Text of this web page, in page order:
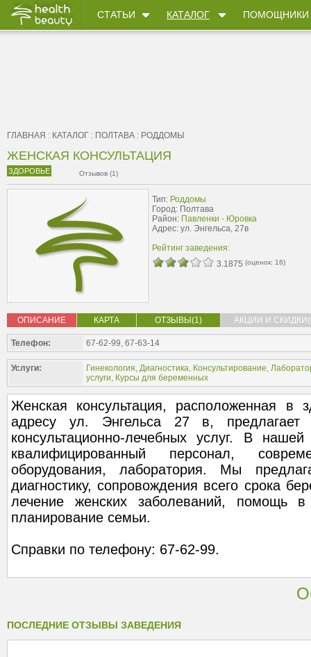
СТАТЬИ КАТАЛОГ ПОМОЩНИКИ
ГЛАВНАЯ : КАТАЛОГ : ПОЛТАВА : РОДДОМЫ
ЖЕНСКАЯ КОНСУЛЬТАЦИЯ
ЗДОРОВЬЕ Отзывов (1)
Тип: Роддомы
Город: Полтава
Район: Павленки - Юровка
Адрес: ул. Энгельса, 27в
Рейтинг заведения:
3.1875 (оценок: 16)
ОПИСАНИЕ КАРТА ОТЗЫВЫ(1) АКЦИИ И
Телефон: 67-62-99, 67-63-14
Услуги: Гинекология, Диагностика, Консультирование,
услуги, Курсы для беременных
Женская консультация, расположенная
адресу ул. Энгельса 27 в,
консультационно-лечебных услуг. В
квалифицированный персонал,
оборудования, лаборатория. Мы
диагностику, сопровождения всего срока
лечение женских заболеваний, помощь в
планирование семьи.
Справки по телефону: 67-62-99.
ПОСЛЕДНИЕ ОТЗЫВЫ ЗАВЕДЕНИЯ